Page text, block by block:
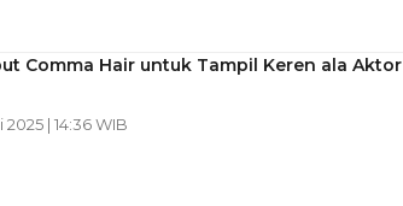
Comma Hair untuk Tampil Keren ala Aktor
2025 | 14:36 WIB